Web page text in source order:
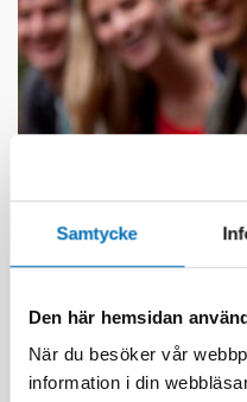
Samtycke
Den här hemsidan
När du besöker vår
information i din
30 aug 2024
Inclusive
focus at the Nordic